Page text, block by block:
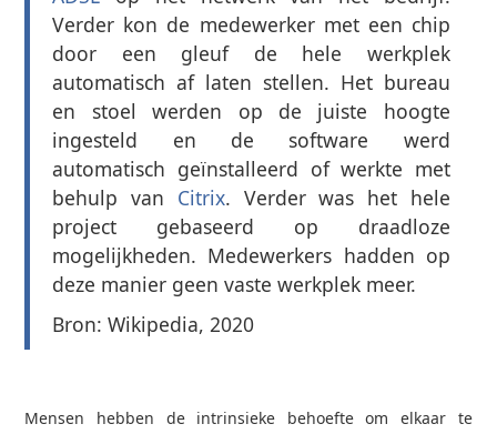
Verder kon de medewerker met een chip
door een gleuf de hele werkplek
automatisch af laten stellen. Het bureau
en stoel werden op de juiste hoogte
ingesteld en de software werd
automatisch geïnstalleerd of werkte met
behulp van Citrix. Verder was het hele
project gebaseerd op draadloze
mogelijkheden. Medewerkers hadden op
deze manier geen vaste werkplek meer.
Bron: Wikipedia, 2020
Mensen hebben de intrinsieke behoefte om elkaar te